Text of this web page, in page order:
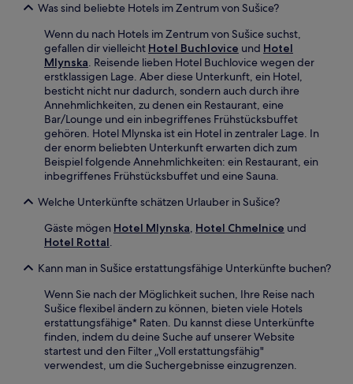
Was sind beliebte Hotels im Zentrum von Sušice?
Wenn du nach Hotels im Zentrum von Sušice suchst,
gefallen dir vielleicht Hotel Buchlovice und Hotel
Mlynska. Reisende lieben Hotel Buchlovice wegen der
erstklassigen Lage. Aber diese Unterkunft, ein Hotel,
besticht nicht nur dadurch, sondern auch durch ihre
Annehmlichkeiten, zu denen ein Restaurant, eine
Bar/Lounge und ein inbegriffenes Frühstücksbuffet
gehören. Hotel Mlynska ist ein Hotel in zentraler Lage. In
der enorm beliebten Unterkunft erwarten dich zum
Beispiel folgende Annehmlichkeiten: ein Restaurant, ein
inbegriffenes Frühstücksbuffet und eine Sauna.
Welche Unterkünfte schätzen Urlauber in Sušice?
Gäste mögen Hotel Mlynska, Hotel Chmelnice und
Hotel Rottal.
Kann man in Sušice erstattungsfähige Unterkünfte buchen?
Wenn Sie nach der Möglichkeit suchen, Ihre Reise nach
Sušice flexibel ändern zu können, bieten viele Hotels
erstattungsfähige* Raten. Du kannst diese Unterkünfte
finden, indem du deine Suche auf unserer Website
startest und den Filter „Voll erstattungsfähig"
verwendest, um die Suchergebnisse einzugrenzen.